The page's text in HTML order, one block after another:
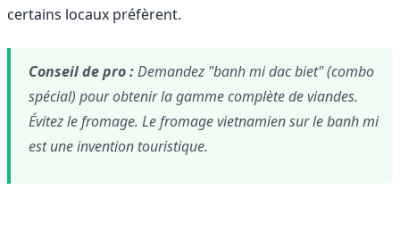
certains locaux préfèrent.
Conseil de pro :Demandez "banh mi dac biet" (combo
spécial) pour obtenir la gamme complète de viandes.
Évitez le fromage. Le fromage vietnamien sur le banh mi
est une invention touristique.